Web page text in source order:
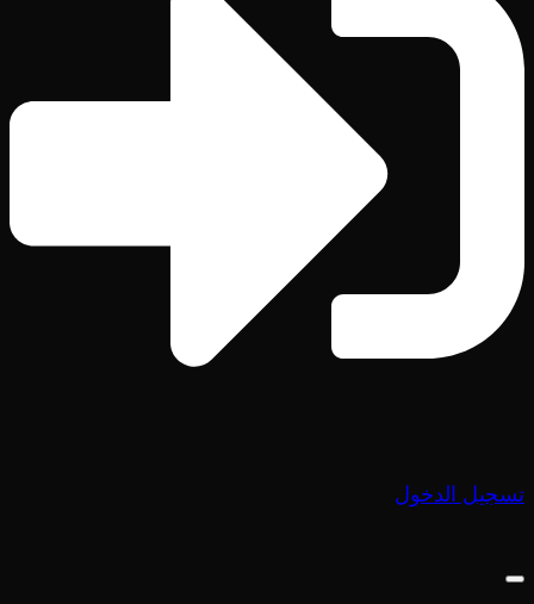
تسجيل الدخول